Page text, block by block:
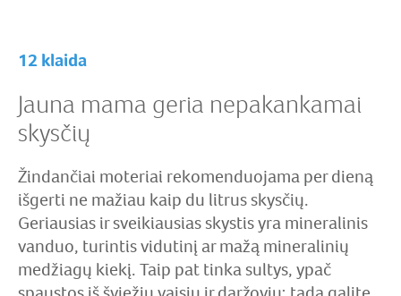
12 klaida
Jauna mama geria nepakankamai
skysčių
Žindančiai moteriai rekomenduojama per dieną
išgerti ne mažiau kaip du litrus skysčių.
Geriausias ir sveikiausias skystis yra mineralinis
vanduo, turintis vidutinį ar mažą mineralinių
medžiagų kiekį. Taip pat tinka sultys, ypač